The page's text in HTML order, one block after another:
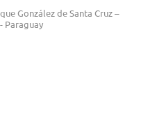
González de Santa Cruz –
Paraguay